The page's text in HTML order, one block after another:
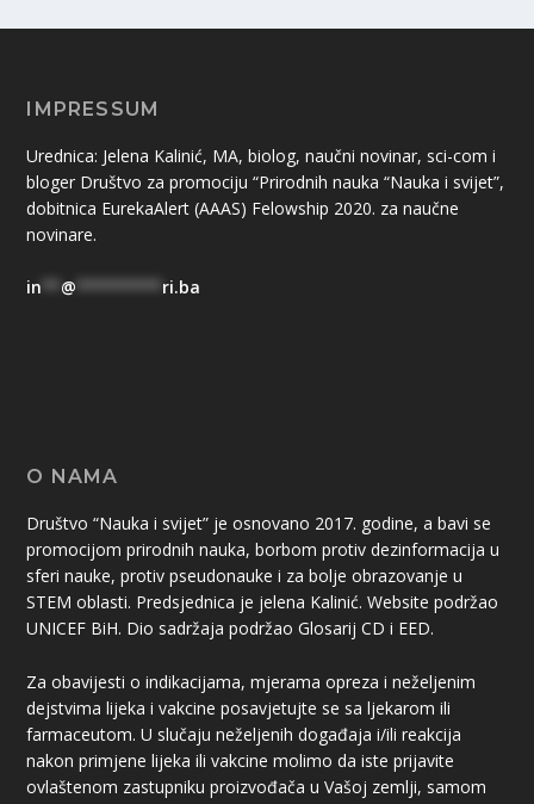
IMPRESSUM
Urednica: Jelena Kalinić, MA, biolog, naučni novinar, sci-com i
bloger Društvo za promociju “Prirodnih nauka “Nauka i svijet”,
dobitnica EurekaAlert (AAAS) Felowship 2020. za naučne
novinare.
in ** @ ********* ri.ba
O NAMA
Društvo “Nauka i svijet” je osnovano 2017. godine, a bavi se
promocijom prirodnih nauka, borbom protiv dezinformacija u
sferi nauke, protiv pseudonauke i za bolje obrazovanje u
STEM oblasti. Predsjednica je jelena Kalinić. Website podržao
UNICEF BiH. Dio sadržaja podržao Glosarij CD i EED.
Za obavijesti o indikacijama, mjerama opreza i neželjenim
dejstvima lijeka i vakcine posavjetujte se sa ljekarom ili
farmaceutom. U slučaju neželjenih događaja i/ili reakcija
nakon primjene lijeka ili vakcine molimo da iste prijavite
ovlaštenom zastupniku proizvođača u Vašoj zemlji, samom